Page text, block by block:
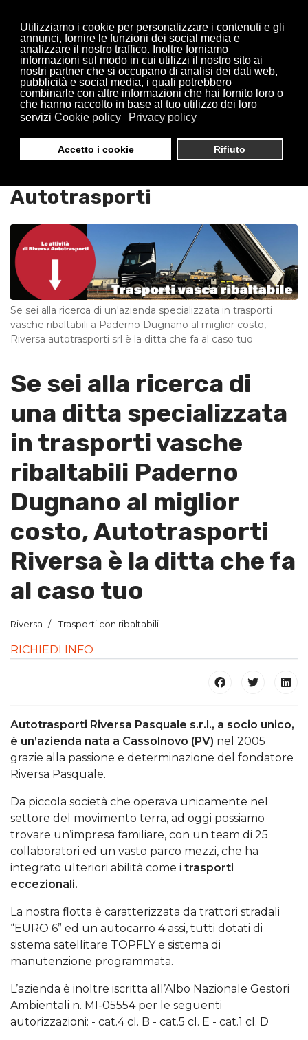
Utilizziamo i cookie per personalizzare i contenuti e gli
annunci, fornire le funzioni dei social media e
analizzare il nostro traffico. Inoltre forniamo
informazioni sul modo in cui utilizzi il nostro sito ai
nostri partner che si occupano di analisi dei dati web,
pubblicità e social media, i quali potrebbero
combinarle con altre informazioni che hai fornito loro o
che hanno raccolto in base al tuo utilizzo dei loro
servizi Cookie policy Privacy policy
Accetto i cookie Rifiuto
Trasporti Vasche Ribaltabili
Autotrasporti
Se sei alla ricerca di un'azienda specializzata in trasporti
vasche ribaltabili a Paderno Dugnano al miglior costo,
Riversa autotrasporti srl è la ditta che fa al caso tuo
Se sei alla ricerca di
una ditta specializzata
in trasporti vasche
ribaltabili Paderno
Dugnano al miglior
costo, Autotrasporti
Riversa è la ditta che fa
al caso tuo
Riversa Trasporti con ribaltabili
RICHIEDI INFO
Autotrasporti Riversa Pasquale s.r.l., a socio unico,
è un’azienda nata a Cassolnovo (PV) nel 2005
grazie alla passione e determinazione del fondatore
Riversa Pasquale.
Da piccola società che operava unicamente nel
settore del movimento terra, ad oggi possiamo
trovare un’impresa familiare, con un team di 25
collaboratori ed un vasto parco mezzi, che ha
integrato ulteriori abilità come i trasporti
eccezionali.
La nostra flotta è caratterizzata da trattori stradali
“EURO 6” ed un autocarro 4 assi, tutti dotati di
sistema satellitare TOPFLY e sistema di
manutenzione programmata.
L’azienda è inoltre iscritta all’Albo Nazionale Gestori
Ambientali n. MI-05554 per le seguenti
autorizzazioni: - cat.4 cl. B - cat.5 cl. E - cat.1 cl. D